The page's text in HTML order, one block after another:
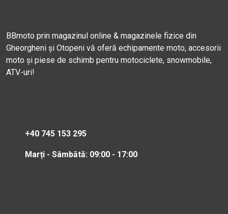
BBmoto prin magazinul online & magazinele fizice din
Gheorgheni și Otopeni vă oferă echipamente moto, accesorii
moto și piese de schimb pentru motociclete, snowmobile,
ATV-uri!
+40 745 153 295
Marți - Sâmbătă: 09:00 - 17:00